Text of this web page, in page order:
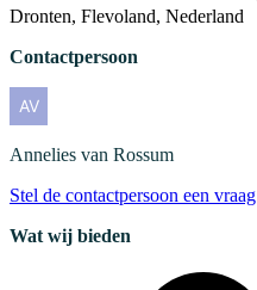
Dronten, Flevoland, Nederland
Contactpersoon
Annelies van Rossum
Stel de contactpersoon een vraag
Wat wij bieden